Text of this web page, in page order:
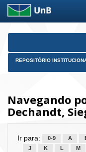
Skip
REPOSITÓRIO
Navegando
Dechandt,
Ir para: 0-9 A
J
K L M